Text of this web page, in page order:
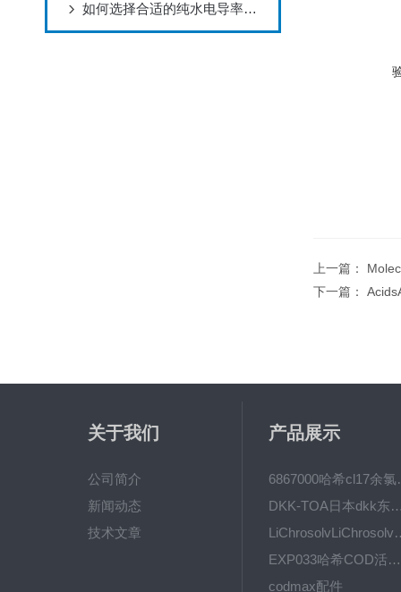
如何选择合适的纯水电导率分析仪
上一篇：
下一篇：
关于我们
公司简介
新闻动态
技术文章
产品展示
6867000
DKK-TOA日本dkk东亚电
EXP033哈希COD活塞泵价格 EXP033
codmax配件